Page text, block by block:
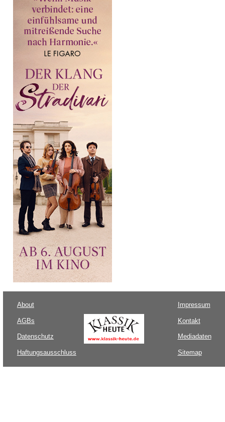
About
AGBs
Datenschutz
Haftungsausschluss
Impressum
Kontakt
Mediadaten
Sitemap